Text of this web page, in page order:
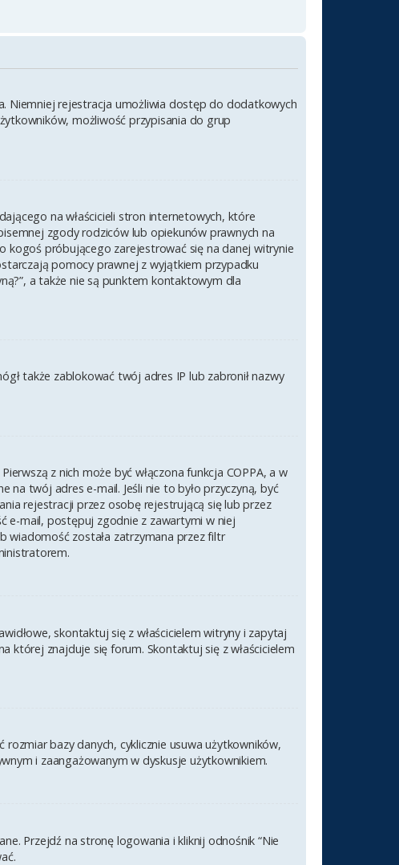
Niemniej rejestracja umożliwia dostęp do dodatkowych
możliwość przypisania do grup
na właścicieli stron internetowych, które
zgody rodziców lub opiekunów prawnych na
kogoś próbującego zarejestrować się na danej witrynie
pomocy prawnej z wyjątkiem przypadku
a także nie są punktem kontaktowym dla
także zablokować twój adres IP lub zabronił nazwy
z nich może być włączona funkcja COPPA, a w
na twój adres e-mail. Jeśli nie to było przyczyną, być
rejestracji przez osobę rejestrującą się lub przez
e-mail, postępuj zgodnie z zawartymi w niej
wiadomość została zatrzymana przez filtr
skontaktuj się z właścicielem witryny i zapytaj
znajduje się forum. Skontaktuj się z właścicielem
bazy danych, cyklicznie usuwa użytkowników,
i zaangażowanym w dyskusje użytkownikiem.
Przejdź na stronę logowania i kliknij odnośnik “Nie